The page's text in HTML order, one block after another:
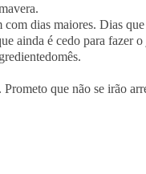
dias maiores. Dias
ainda é cedo para fazer o
que não se irão